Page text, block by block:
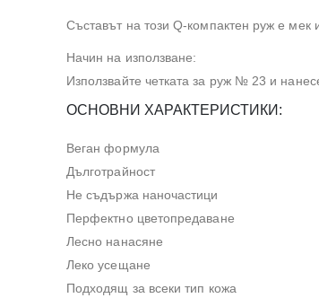
Съставът на този Q-компактен руж е
Начин на използване:
Използвайте четката за руж № 23 и
ОСНОВНИ ХАРАКТЕРИСТИКИ:
Веган формула
Дълготрайност
Не съдържа наночастици
Перфектно цветопредаване
Лесно нанасяне
Леко усещане
Подходящ за всеки тип кожа